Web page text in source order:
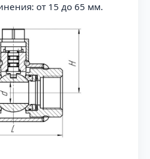
от 15 до 65 мм.